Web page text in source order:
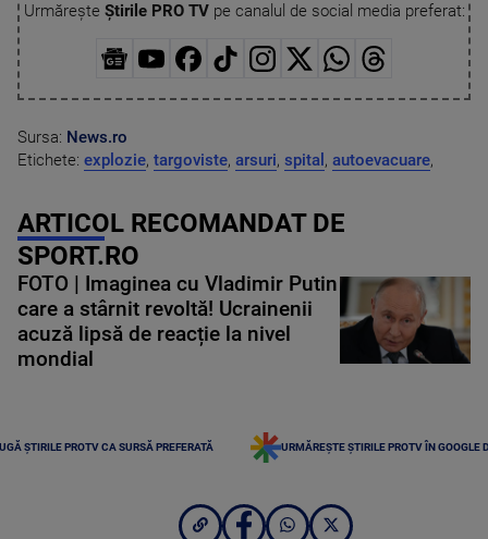
Urmărește Știrile PRO TVpe canalul de social media preferat:
Sursa: News.ro
Etichete: explozie, targoviste, arsuri, spital , autoevacuare,
ARTICOL RECOMANDAT DE
SPORT.RO
FOTO | Imaginea cu Vladimir Putin
care a stârnit revoltă! Ucrainenii
acuză lipsă de reacție la nivel
mondial
ȘTIRILE PROTV CA SURSĂ PREFERATĂ URMĂREȘTE ȘTIRILE PROTV ÎN GOOGLE